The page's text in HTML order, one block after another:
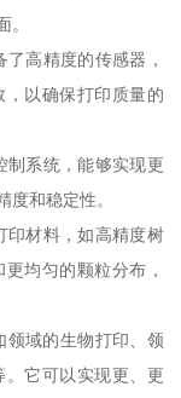
。
高精度的传感器，
以确保打印质量的
制系统，能够实现更
度和稳定性。
印材料，如高精度树
均匀的颗粒分布，
领域的生物打印、领
它可以实现更、更